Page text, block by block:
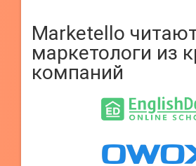
Marketello
маркетологи из
компаний